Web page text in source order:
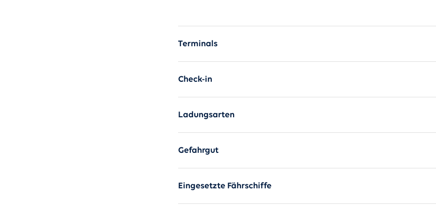
Freight - Helsingør-
Terminals
Check-in
Ladungsarten
Gefahrgut
Eingesetzte Fährschiffe